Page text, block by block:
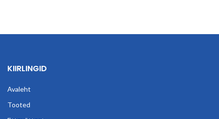
KIIRLINGID
Avaleht
Tooted